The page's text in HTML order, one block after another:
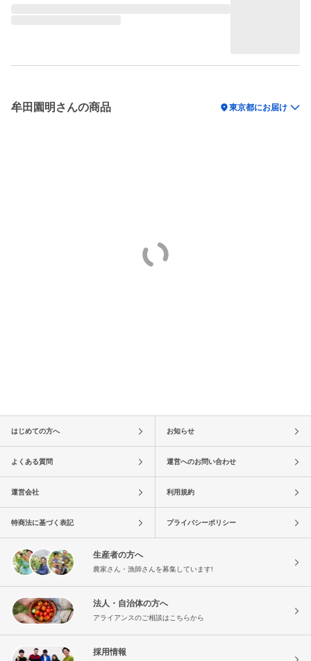
牟田園明さんの商品 location_on東京都にお届け
はじめての方へ お知らせ
よくある質問 運営へのお問い合わせ
運営会社 利用規約
特商法に基づく表記 プライバシーポリシー
生産者の方へ
農家さん・漁師さんを募集しています!
法人・自治体の方へ
アライアンスのご相談はこちらから
採用情報